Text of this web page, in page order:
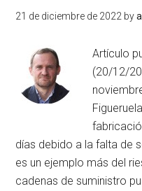
21 de diciembre de 2022 by
Artículo
(20/12/
días debido a la falta de
es un ejemplo más del
cadenas de suministro